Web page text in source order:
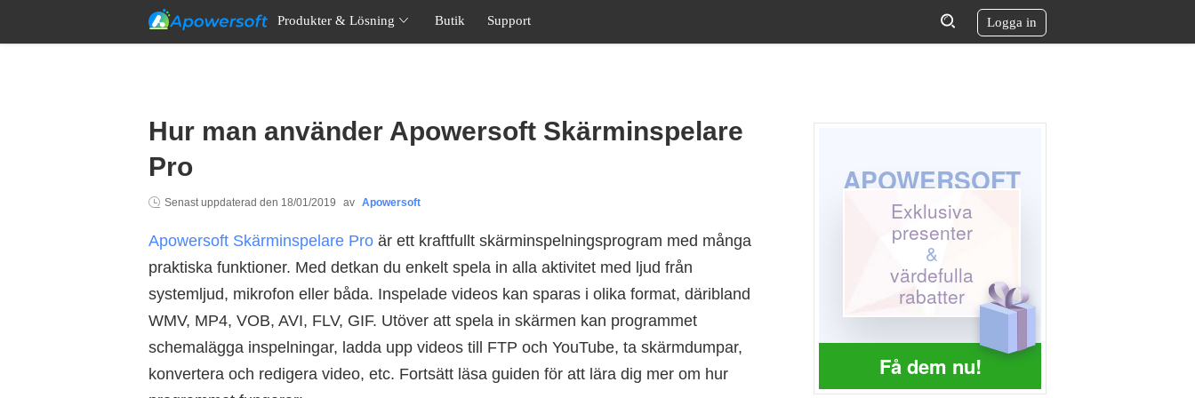
Produkter & Lösning Butik Support Logga in
Hur man använder Apowersoft Skärminspelare
Pro
Senast uppdaterad den 18/01/2019 av Apowersoft
Apowersoft Skärminspelare Pro är ett kraftfullt skärminspelningsprogram med många
praktiska funktioner. Med detkan du enkelt spela in alla aktivitet med ljud från
systemljud, mikrofon eller båda. Inspelade videos kan sparas i olika format, däribland
WMV, MP4, VOB, AVI, FLV, GIF. Utöver att spela in skärmen kan programmet
schemalägga inspelningar, ladda upp videos till FTP och YouTube, ta skärmdumpar,
konvertera och redigera video, etc. Fortsätt läsa guiden för att lära dig mer om hur
Få dem nu!
APOWERSOFT
Exklusiva
presenter
&
värdefulla
rabatter